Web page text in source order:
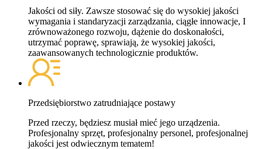
Jakości od siły. Zawsze stosować się do wysokiej jakości
wymagania i standaryzacji zarządzania, ciągłe innowacje, I
zrównoważonego rozwoju, dążenie do doskonałości,
utrzymać poprawę, sprawiają, że wysokiej jakości,
zaawansowanych technologicznie produktów.
Przedsiębiorstwo zatrudniające postawy
Przed rzeczy, będziesz musiał mieć jego urządzenia.
Profesjonalny sprzęt, profesjonalny personel, profesjonalnej
jakości jest odwiecznym tematem!